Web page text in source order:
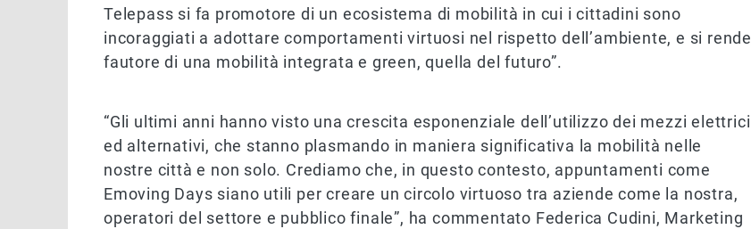
Telepass si fa promotore di un ecosistema di mobilità in cui i cittadini sono
incoraggiati a adottare comportamenti virtuosi nel rispetto dell’ambiente, e si rende
fautore di una mobilità integrata e green, quella del futuro”.
“Gli ultimi anni hanno visto una crescita esponenziale dell’utilizzo dei mezzi elettrici
ed alternativi, che stanno plasmando in maniera significativa la mobilità nelle
nostre città e non solo. Crediamo che, in questo contesto, appuntamenti come
Emoving Days siano utili per creare un circolo virtuoso tra aziende come la nostra,
operatori del settore e pubblico finale”, ha commentato Federica Cudini, Marketing